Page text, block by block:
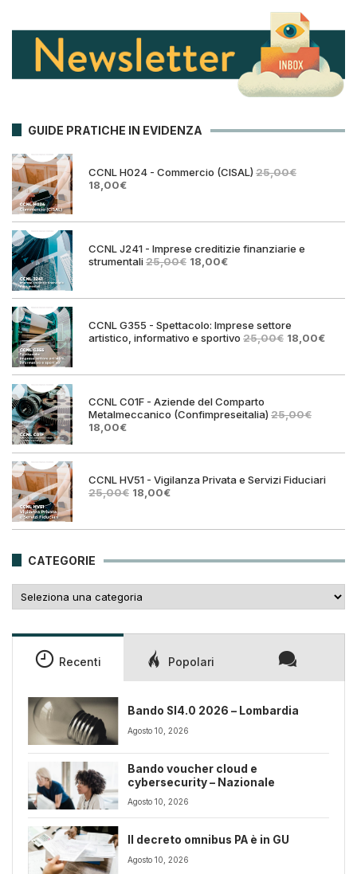
GUIDE PRATICHE IN EVIDENZA
CCNL H024 - Commercio (CISAL) 25,00€
Il
era:
18,00€Il
è:
CCNL J241 - Imprese creditizie finanziarie e
strumentali25,00€ Il
era:
18,00€Il
è:
CCNL G355 - Spettacolo: Imprese settore
artistico, informativo e sportivo 25,00€ Il
era:
18,00€Il
è:
CCNL C01F - Aziende del Comparto
Metalmeccanico (Confimpreseitalia) 25,00€
Il
originale
25,00€.
18,00€Il
attuale
18,00€.
CCNL HV51 - Vigilanza Privata e Servizi Fiduciari
25,00€ Il
era:
18,00€Il
è:
CATEGORIE
Recenti Popolari
Bando SI4.0 2026 – Lombardia
Agosto 10, 2026
Bando voucher cloud e
cybersecurity – Nazionale
Agosto 10, 2026
Il decreto omnibus PA è in GU
Agosto 10, 2026